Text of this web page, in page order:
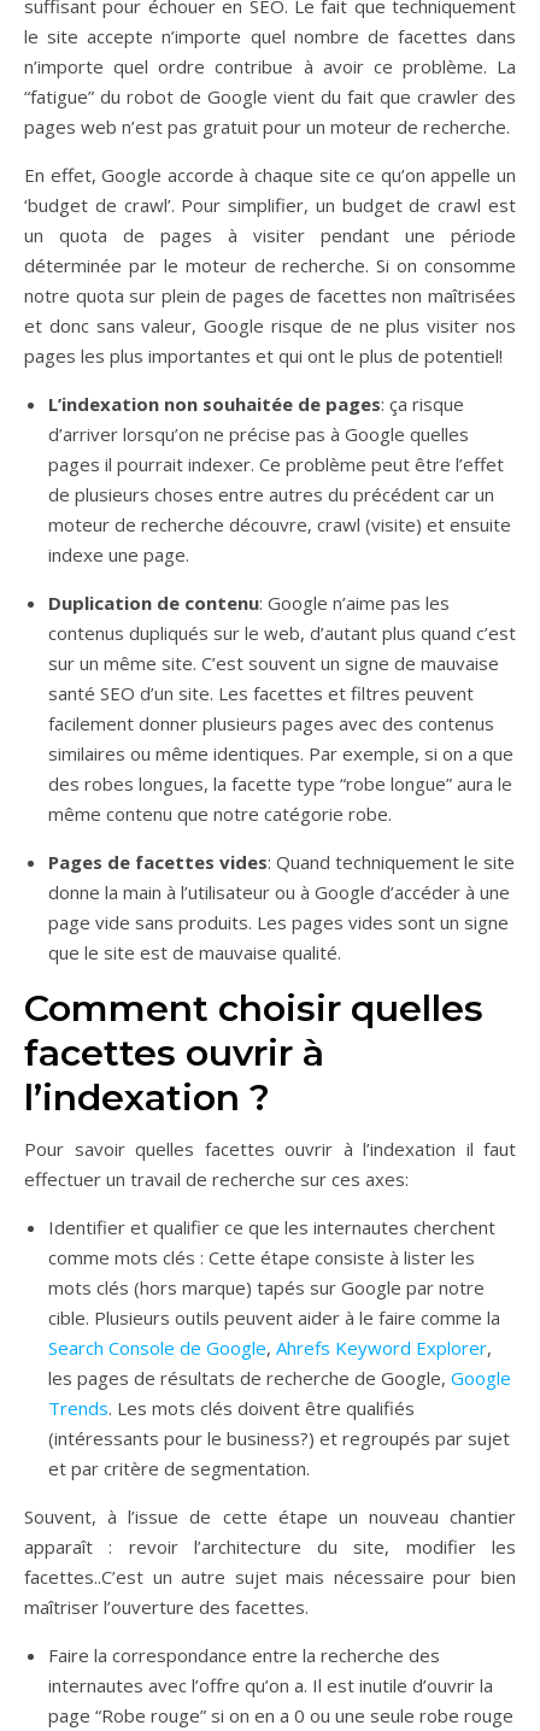
suffisant pour échouer en SEO. Le fait que techniquement
le site accepte n’importe quel nombre de facettes dans
n’importe quel ordre contribue à avoir ce problème. La
“fatigue” du robot de Google vient du fait que crawler des
pages web n’est pas gratuit pour un moteur de recherche.
En effet, Google accorde à chaque site ce qu’on appelle un
‘budget de crawl’. Pour simplifier, un budget de crawl est
un quota de pages à visiter pendant une période
déterminée par le moteur de recherche. Si on consomme
notre quota sur plein de pages de facettes non maîtrisées
et donc sans valeur, Google risque de ne plus visiter nos
pages les plus importantes et qui ont le plus de potentiel!
L’indexation non souhaitée de pages: ça risque
d’arriver lorsqu’on ne précise pas à Google quelles
pages il pourrait indexer. Ce problème peut être l’effet
de plusieurs choses entre autres du précédent car un
moteur de recherche découvre, crawl (visite) et ensuite
indexe une page.
Duplication de contenu: Google n’aime pas les
contenus dupliqués sur le web, d’autant plus quand c’est
sur un même site. C’est souvent un signe de mauvaise
santé SEO d’un site. Les facettes et filtres peuvent
facilement donner plusieurs pages avec des contenus
similaires ou même identiques. Par exemple, si on a que
des robes longues, la facette type “robe longue” aura le
même contenu que notre catégorie robe.
Pages de facettes vides: Quand techniquement le site
donne la main à l’utilisateur ou à Google d’accéder à une
page vide sans produits. Les pages vides sont un signe
que le site est de mauvaise qualité.
Comment choisir quelles
facettes ouvrir à
l’indexation ?
Pour savoir quelles facettes ouvrir à l’indexation il faut
effectuer un travail de recherche sur ces axes:
Identifier et qualifier ce que les internautes cherchent
comme mots clés : Cette étape consiste à lister les
mots clés (hors marque) tapés sur Google par notre
cible. Plusieurs outils peuvent aider à le faire comme la
Search Console de Google, Ahrefs Keyword Explorer,
les pages de résultats de recherche de Google, Google
Trends. Les mots clés doivent être qualifiés
(intéressants pour le business?) et regroupés par sujet
et par critère de segmentation.
Souvent, à l’issue de cette étape un nouveau chantier
apparaît : revoir l’architecture du site, modifier les
facettes..C’est un autre sujet mais nécessaire pour bien
maîtriser l’ouverture des facettes.
Faire la correspondance entre la recherche des
internautes avec l’offre qu’on a. Il est inutile d’ouvrir la
page “Robe rouge” si on en a 0 ou une seule robe rouge